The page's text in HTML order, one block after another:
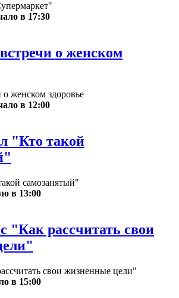
в 17:30
о женском
женском здоровье
в 12:00
"Кто такой
самозанятый"
в 13:00
"Как рассчитать свои
свои жизненные цели"
в 15:00